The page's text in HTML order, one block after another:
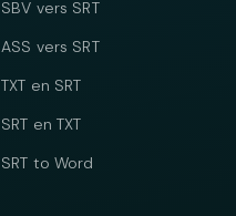
SBV vers SRT
ASS vers SRT
TXT en SRT
SRT en TXT
SRT to Word